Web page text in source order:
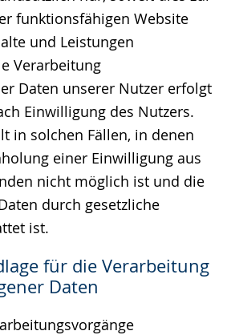
funktionsfähigen Website
und Leistungen
Verarbeitung
Daten unserer Nutzer erfolgt
Einwilligung des Nutzers.
in solchen Fällen, in denen
einer Einwilligung aus
nicht möglich ist und die
durch gesetzliche
ist.
für die Verarbeitung
Daten